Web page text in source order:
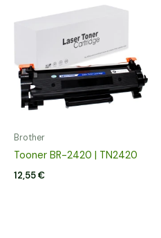
Brother
Tooner BR-2420 | TN2420
12,55€